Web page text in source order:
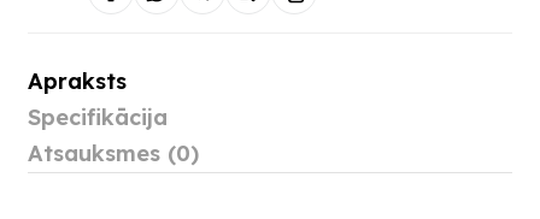
Apraksts
Specifikācija
Atsauksmes (0)